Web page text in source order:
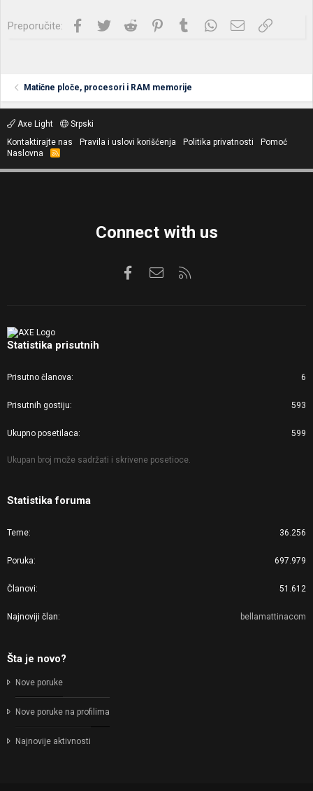
Preporučite: Facebook
Twitter Reddit PinterestTumblrWhatsApp
Imejl Link
Matične ploče, procesori i RAM memorije
Axe Light
Srpski
Kontaktirajte nas
Pravila i uslovi korišćenja Politika privatnosti
Pomoć
Naslovna
R
S
Connect with us
FacebookKontaktirajte nas
Statistika prisutnih
Prisutno članova 6
Prisutnih gostiju 593
Ukupno posetilaca 599
Ukupan broj može sadržati i skrivene posetioce.
Statistika foruma
Teme 36.256
Poruka 697.979
Članovi 51.612
Najnoviji član bellamattinacom
Šta je novo?
Nove poruke
Nove poruke na profilima
Najnovije aktivnosti